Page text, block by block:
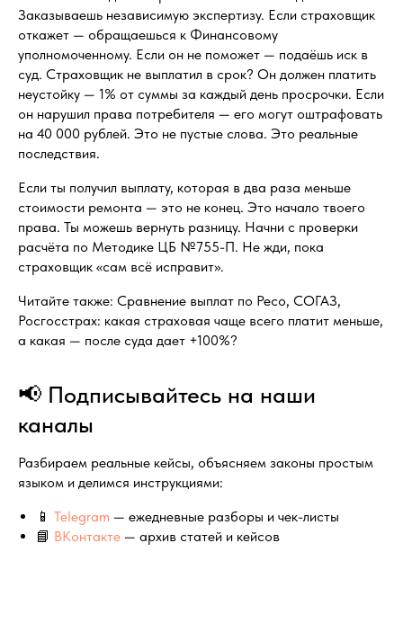
Заказываешь независимую экспертизу. Если страховщик
откажет — обращаешься к Финансовому
уполномоченному. Если он не поможет — подаёшь иск в
суд. Страховщик не выплатил в срок? Он должен платить
неустойку — 1% от суммы за каждый день просрочки. Если
он нарушил права потребителя — его могут оштрафовать
на 40 000 рублей. Это не пустые слова. Это реальные
последствия.
Если ты получил выплату, которая в два раза меньше
стоимости ремонта — это не конец. Это начало твоего
права. Ты можешь вернуть разницу. Начни с проверки
расчёта по Методике ЦБ №755-П. Не жди, пока
страховщик «сам всё исправит».
Читайте также: Сравнение выплат по Ресо, СОГАЗ,
Росгосстрах: какая страховая чаще всего платит меньше,
а какая — после суда дает +100%?
📢 Подписывайтесь на наши
каналы
Разбираем реальные кейсы, объясняем законы простым
языком и делимся инструкциями:
📱 Telegram — ежедневные разборы и чек-листы
📘 ВКонтакте — архив статей и кейсов